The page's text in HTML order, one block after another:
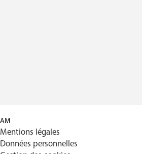
Mentions légales
Données personnelles